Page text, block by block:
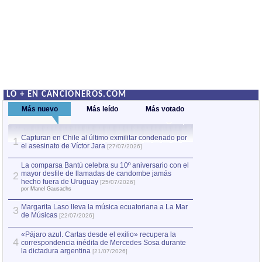
LO + EN CANCIONEROS.COM
Más nuevo Más leído Más votado
1 Capturan en Chile al último exmilitar condenado por
el asesinato de Víctor Jara [27/07/2026]
2
La comparsa Bantú celebra su 10º aniversario con el
mayor desfile de llamadas de candombe jamás
hecho fuera de Uruguay [25/07/2026]
por Manel Gausachs
3 Margarita Laso lleva la música ecuatoriana a La Mar
de Músicas [22/07/2026]
4
«Pájaro azul. Cartas desde el exilio» recupera la
correspondencia inédita de Mercedes Sosa durante
la dictadura argentina [21/07/2026]